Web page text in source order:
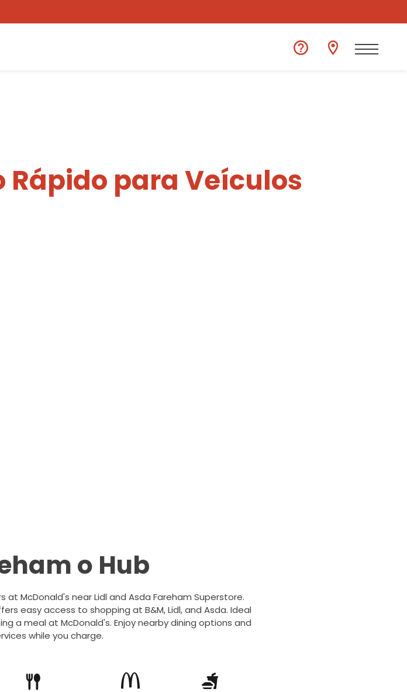
para Veículos
o Hub
at McDonald's near Lidl and Asda Fareham Superstore.
easy access to shopping at B&M, Lidl, and Asda. Ideal
a meal at McDonald's. Enjoy nearby dining options and
while you charge.